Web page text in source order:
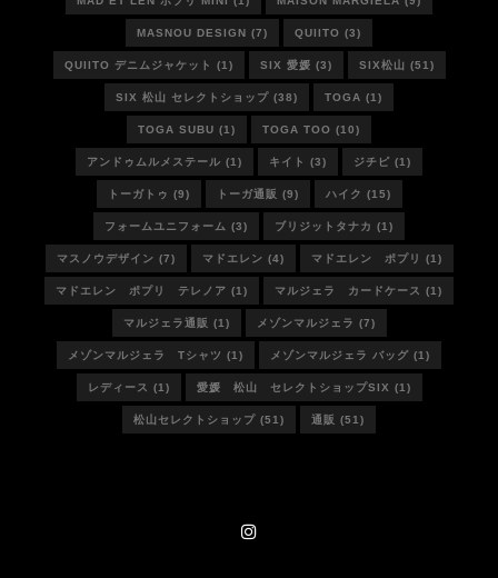
MASNOU DESIGN (7) QUIITO (3)
QUIITO デニムジャケット (1) SIX 愛媛 (3) SIX松山 (51)
SIX 松山 セレクトショップ (38) TOGA (1)
TOGA SUBU (1) TOGA TOO (10)
アンドゥムルメステール (1) キイト (3) ジチピ (1)
トーガトゥ (9) トーガ通販 (9) ハイク (15)
フォームユニフォーム (3) ブリジットタナカ (1)
マスノウデザイン (7) マドエレン (4) マドエレン ポプリ (1)
マドエレン ポプリ テレノア (1) マルジェラ カードケース (1)
マルジェラ通販 (1) メゾンマルジェラ (7)
メゾンマルジェラ Tシャツ (1) メゾンマルジェラ バッグ (1)
レディース (1) 愛媛 松山 セレクトショップSIX (1)
松山セレクトショップ (51) 通販 (51)